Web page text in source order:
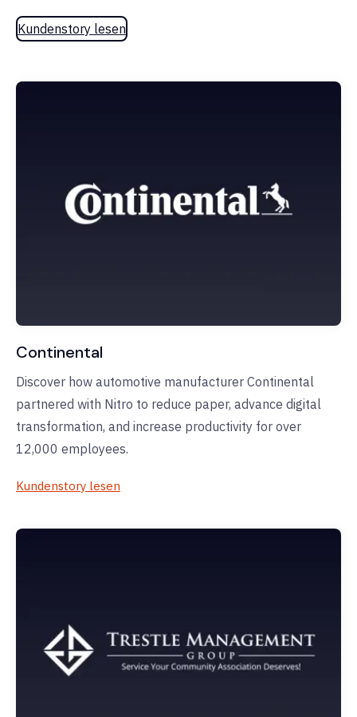
Kundenstory lesen
Continental
Discover how automotive manufacturer Continental
partnered with Nitro to reduce paper, advance digital
transformation, and increase productivity for over
12,000 employees.
Kundenstory lesen